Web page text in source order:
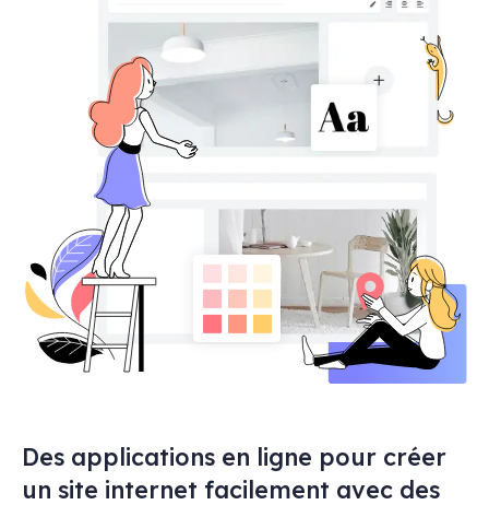
Des applications en ligne pour créer
un site internet facilement avec des